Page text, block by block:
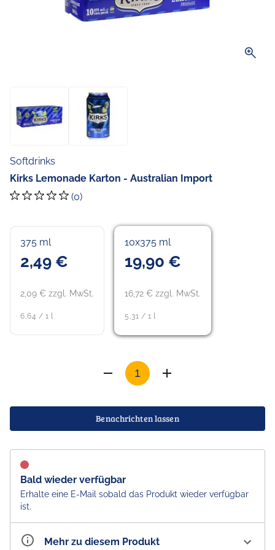
zoom_in
Softdrinks
Kirks Lemonade Karton - Australian Import
(0)
375 ml
2,49 €
2,09 € zzgl. MwSt.
6,64 / 1 l
10x375 ml
19,90 €
16,72 € zzgl. MwSt.
5,31 / 1 l
Benachrichten lassen
Bald wieder verfügbar
Erhalte eine E-Mail sobald das Produkt wieder verfügbar
ist.
Mehr zu diesem Produkt